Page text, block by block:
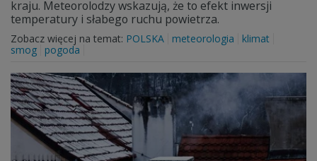
kraju. Meteorolodzy wskazują, że to efekt inwersji
temperatury i słabego ruchu powietrza.
Zobacz więcej na temat: POLSKA meteorologia
klimat
smog
pogoda